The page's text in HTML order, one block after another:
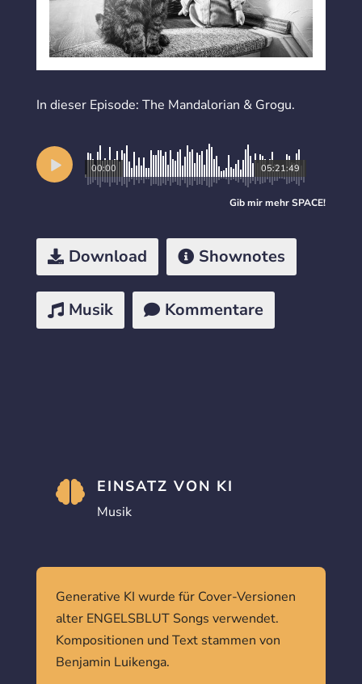
In dieser Episode: The Mandalorian & Grogu.
05:21:49
00:00
Gib mir mehrSPACE!
Download Shownotes
Musik Kommentare
 EINSATZ VON KI
Musik
Generative KI wurde für Cover-Versionen
alter ENGELSBLUT Songs verwendet.
Kompositionen und Text stammen von
Benjamin Luikenga.